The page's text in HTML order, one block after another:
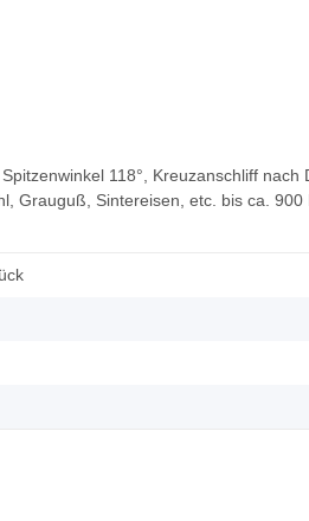
118°, Kreuzanschliff nach
Grauguß, Sintereisen, etc. bis ca. 900